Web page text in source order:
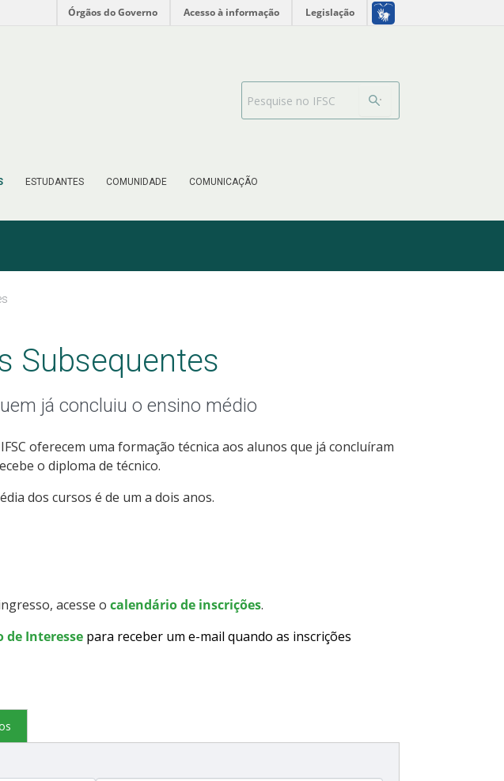
Órgãos do Governo Acesso à informação Legislação
ESTUDANTES COMUNIDADE COMUNICAÇÃO
Search Bar
Subsequentes
já concluiu o ensino médio
oferecem uma formação técnica aos alunos que já concluíram
o diploma de técnico.
dos cursos é de um a dois anos.
acesse o calendário de inscrições.
de Interesse para receber um e-mail quando as inscrições